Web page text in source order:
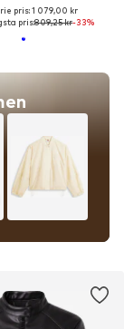
pris: 1 079,00 kr
pris:809,25 kr-33%